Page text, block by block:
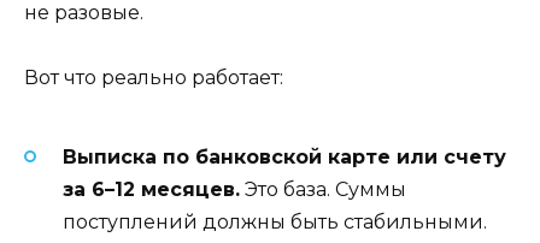
не разовые.
Вот что реально работает:
Выписка по банковской карте или счету
за 6–12 месяцев. Это база. Суммы
поступлений должны быть стабильными.